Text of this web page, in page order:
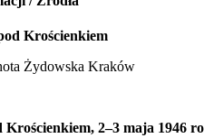
Krościenkiem
Żydowska Kraków
2–3 maja 1946